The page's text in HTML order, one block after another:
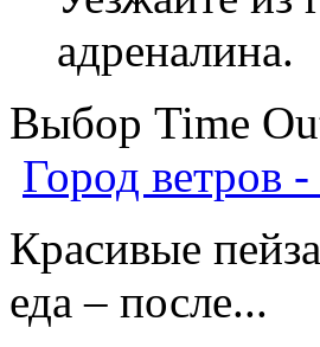
адреналина.
Выбор Time
Город ветров
Красивые
еда – после...